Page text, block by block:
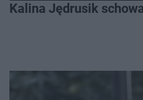
Kalina Jędrusik